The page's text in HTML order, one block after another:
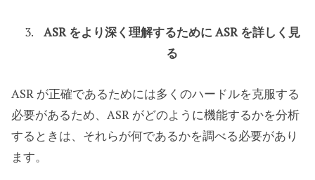
ASR をより深く理解するために ASR を詳しく見
る
ASR が正確であるためには多くのハードルを克服する
必要があるため、ASR がどのように機能するかを分析
するときは、それらが何であるかを調べる必要があり
ます。